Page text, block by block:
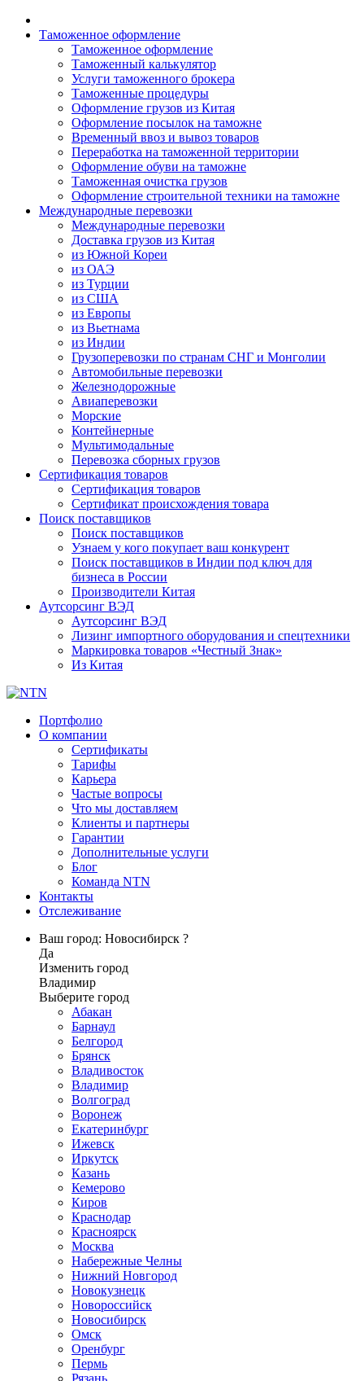
Таможенное оформление
Таможенное оформление
Таможенный калькулятор
Услуги таможенного брокера
Таможенные процедуры
Оформление грузов из Китая
Оформление посылок на таможне
Временный ввоз и вывоз товаров
Переработка на таможенной территории
Оформление обуви на таможне
Таможенная очистка грузов
Оформление строительной техники на таможне
Международные перевозки
Международные перевозки
Доставка грузов из Китая
из Южной Кореи
из ОАЭ
из Турции
из США
из Европы
из Вьетнама
из Индии
Грузоперевозки по странам СНГ и Монголии
Автомобильные перевозки
Железнодорожные
Авиаперевозки
Морские
Контейнерные
Мультимодальные
Перевозка сборных грузов
Сертификация товаров
Сертификация товаров
Сертификат происхождения товара
Поиск поставщиков
Поиск поставщиков
Узнаем у кого покупает ваш конкурент
Поиск поставщиков в Индии под ключ для
бизнеса в России
Производители Китая
Аутсорсинг ВЭД
Аутсорсинг ВЭД
Лизинг импортного оборудования и спецтехники
Маркировка товаров «Честный Знак»
Из Китая
Портфолио
О компании
Сертификаты
Тарифы
Карьера
Частые вопросы
Что мы доставляем
Клиенты и партнеры
Гарантии
Дополнительные услуги
Блог
Команда NTN
Контакты
Отслеживание
Ваш город: Новосибирск ?
Да
Изменить город
Владимир
Выберите город
Абакан
Барнаул
Белгород
Брянск
Владивосток
Владимир
Волгоград
Воронеж
Екатеринбург
Ижевск
Иркутск
Казань
Кемерово
Киров
Краснодар
Красноярск
Москва
Набережные Челны
Нижний Новгород
Новокузнецк
Новороссийск
Новосибирск
Омск
Оренбург
Пермь
Рязань